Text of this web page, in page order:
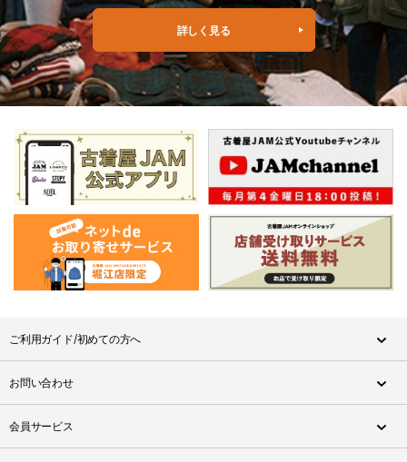
詳しく見る
ご利用ガイド/初めての方へ
お問い合わせ
会員サービス